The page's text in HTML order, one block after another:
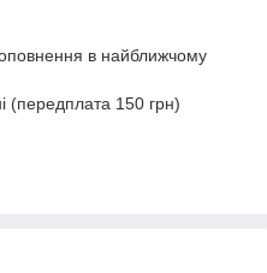
в найближчому
(передплата 150 грн)